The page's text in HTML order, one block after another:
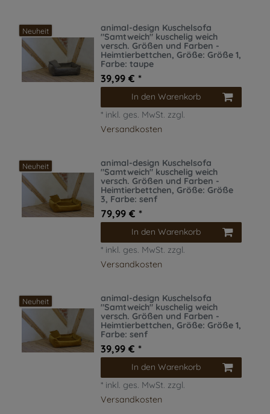
Neuheit
animal-design Kuschelsofa
"Samtweich" kuschelig weich
versch. Größen und Farben -
Heimtierbettchen, Größe: Größe 1,
Farbe: taupe
39,99 € *
In den Warenkorb
* inkl. ges. MwSt. zzgl.
Versandkosten
Neuheit
animal-design Kuschelsofa
"Samtweich" kuschelig weich
versch. Größen und Farben -
Heimtierbettchen, Größe: Größe
3, Farbe: senf
79,99 € *
In den Warenkorb
* inkl. ges. MwSt. zzgl.
Versandkosten
Neuheit
animal-design Kuschelsofa
"Samtweich" kuschelig weich
versch. Größen und Farben -
Heimtierbettchen, Größe: Größe 1,
Farbe: senf
39,99 € *
In den Warenkorb
* inkl. ges. MwSt. zzgl.
Versandkosten